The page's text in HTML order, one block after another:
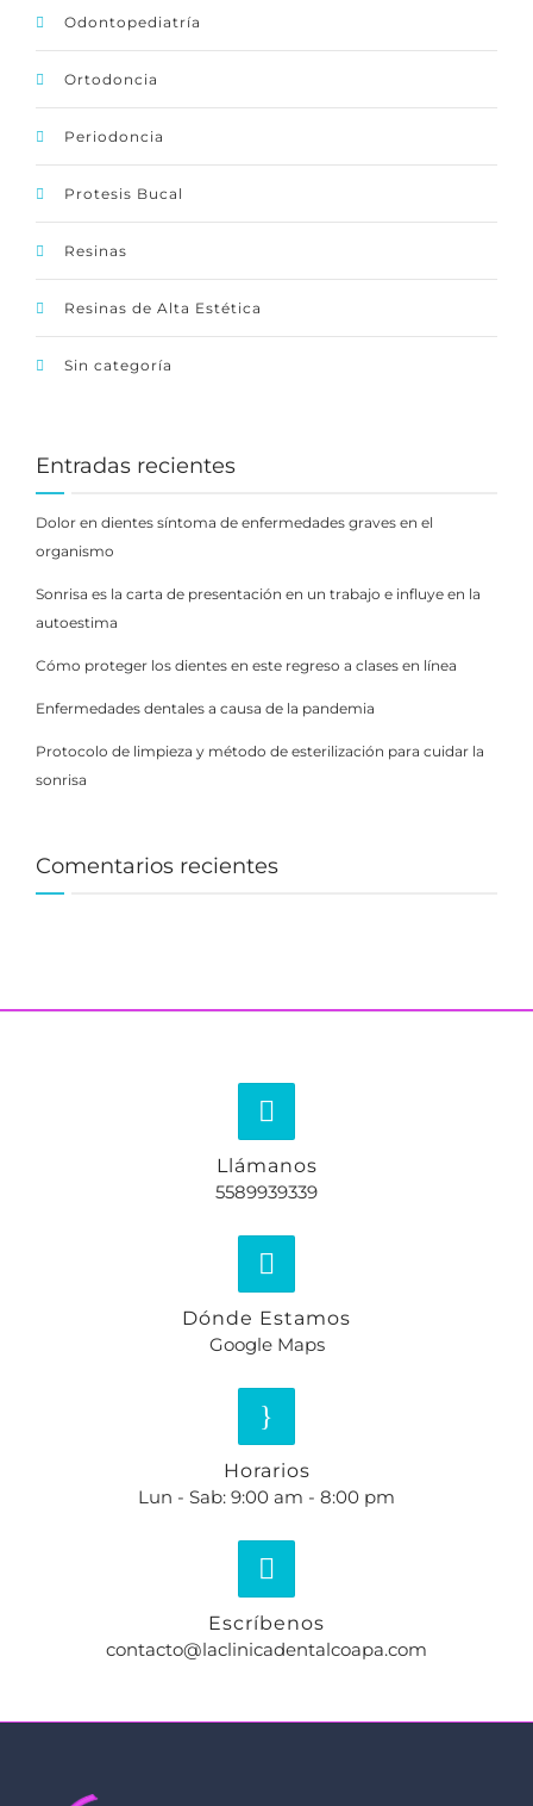
Odontopediatría
Ortodoncia
Periodoncia
Protesis Bucal
Resinas
Resinas de Alta Estética
Sin categoría
Entradas recientes
Dolor en dientes síntoma de enfermedades graves en el
organismo
Sonrisa es la carta de presentación en un trabajo e influye en la
autoestima
Cómo proteger los dientes en este regreso a clases en línea
Enfermedades dentales a causa de la pandemia
Protocolo de limpieza y método de esterilización para cuidar la
sonrisa
Comentarios recientes
Llámanos
5589939339
Dónde Estamos
Google Maps
Horarios
Lun - Sab: 9:00 am - 8:00 pm
Escríbenos
contacto@laclinicadentalcoapa.com